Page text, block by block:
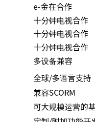
e-金在合作
十分钟电视合作
十分钟电视合作
十分钟电视合作
多设备兼容
全球/多语言支持
兼容SCORM
可大规模运营的